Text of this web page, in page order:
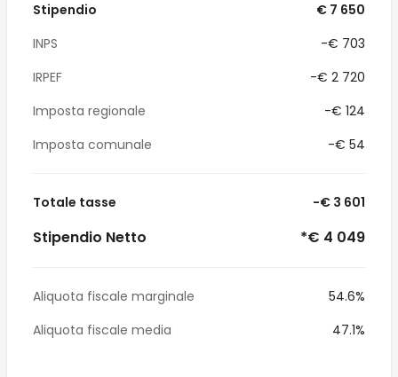
Stipendio
€ 7 650
INPS
-€ 703
IRPEF
-€ 2 720
Imposta regionale
-€ 124
Imposta comunale
-€ 54
Totale tasse -€ 3 601
Stipendio Netto *€ 4 049
Aliquota fiscale marginale
54.6%
Aliquota fiscale media
47.1%